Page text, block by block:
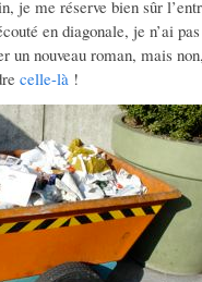
je me réserve bien sûr
en diagonale, je n’ai
un nouveau roman, mais
celle-là !